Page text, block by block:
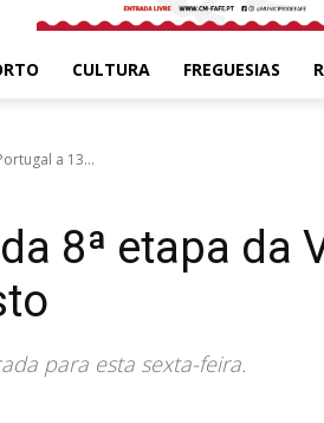
CULTURA FREGUESIAS
a 13...
8ª etapa da
para esta sexta-feira.